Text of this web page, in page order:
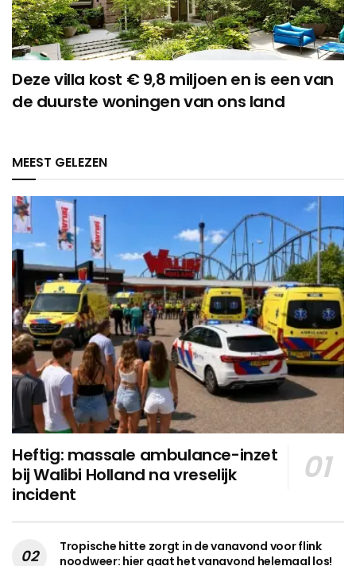
Deze villa kost € 9,8 miljoen en is een van
de duurste woningen van ons land
MEEST GELEZEN
Heftig: massale ambulance-inzet
bij Walibi Holland na vreselijk
incident
Tropische hitte zorgt in de vanavond voor flink
noodweer: hier gaat het vanavond helemaal los!